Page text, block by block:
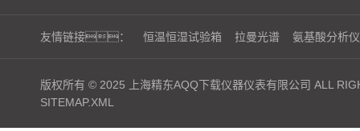
友情链接： 恒温恒湿试验箱 拉曼光谱 氨基酸分析仪
版权所有 © 2025 上海精东AQQ下载仪器仪表有限公司 ALL
SITEMAP.XML